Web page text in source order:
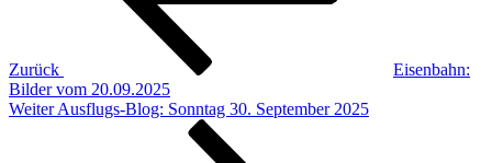
Zurück
Eisenbahn:
Bilder vom 20.09.2025
Nächster
Weiter Ausflugs-Blog: Sonntag 30. September 2025